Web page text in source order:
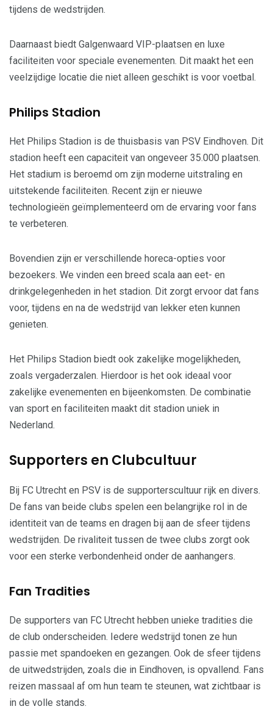
tijdens de wedstrijden.
Daarnaast biedt Galgenwaard VIP-plaatsen en luxe
faciliteiten voor speciale evenementen. Dit maakt het een
veelzijdige locatie die niet alleen geschikt is voor voetbal.
Philips Stadion
Het Philips Stadion is de thuisbasis van PSV Eindhoven. Dit
stadion heeft een capaciteit van ongeveer 35.000 plaatsen.
Het stadium is beroemd om zijn moderne uitstraling en
uitstekende faciliteiten. Recent zijn er nieuwe
technologieën geïmplementeerd om de ervaring voor fans
te verbeteren.
Bovendien zijn er verschillende horeca-opties voor
bezoekers. We vinden een breed scala aan eet- en
drinkgelegenheden in het stadion. Dit zorgt ervoor dat fans
voor, tijdens en na de wedstrijd van lekker eten kunnen
genieten.
Het Philips Stadion biedt ook zakelijke mogelijkheden,
zoals vergaderzalen. Hierdoor is het ook ideaal voor
zakelijke evenementen en bijeenkomsten. De combinatie
van sport en faciliteiten maakt dit stadion uniek in
Nederland.
Supporters en Clubcultuur
Bij FC Utrecht en PSV is de supporterscultuur rijk en divers.
De fans van beide clubs spelen een belangrijke rol in de
identiteit van de teams en dragen bij aan de sfeer tijdens
wedstrijden. De rivaliteit tussen de twee clubs zorgt ook
voor een sterke verbondenheid onder de aanhangers.
Fan Tradities
De supporters van FC Utrecht hebben unieke tradities die
de club onderscheiden. Iedere wedstrijd tonen ze hun
passie met spandoeken en gezangen. Ook de sfeer tijdens
de uitwedstrijden, zoals die in Eindhoven, is opvallend. Fans
reizen massaal af om hun team te steunen, wat zichtbaar is
in de volle stands.